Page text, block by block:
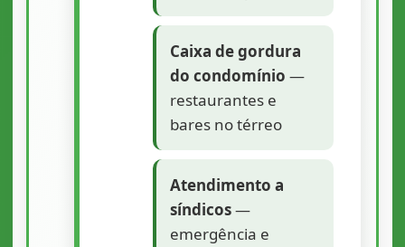
Caixa de gordura
do condomínio —
restaurantes e
bares no térreo
Atendimento a
síndicos—
emergência e